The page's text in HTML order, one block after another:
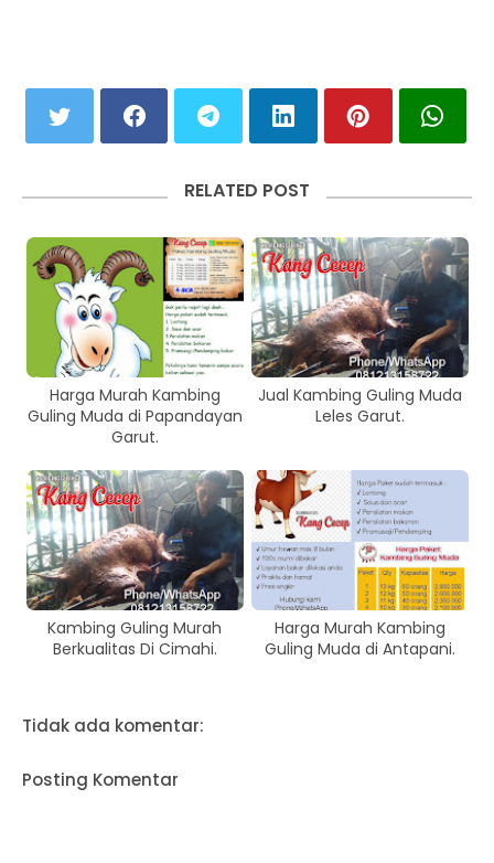
RELATED POST
Harga Murah Kambing
Guling Muda di Papandayan
Garut.
Jual Kambing Guling Muda
Leles Garut.
Kambing Guling Murah
Berkualitas Di Cimahi.
Harga Murah Kambing
Guling Muda di Antapani.
Tidak ada komentar:
Posting Komentar